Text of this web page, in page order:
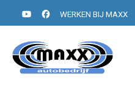
WERKEN BIJ MAXX